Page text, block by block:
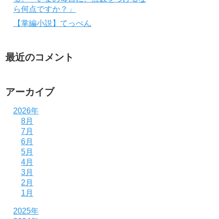
ら何点ですか？」
【掌編小説】てっぺん
最近のコメント
アーカイブ
2026年
8月
7月
6月
5月
4月
3月
2月
1月
2025年